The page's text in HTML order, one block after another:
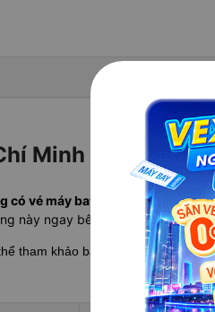
Minh đi Đà Lạt
có vé máy bay Hồ Chí Minh Đà
này ngay bên dưới.
tham khảo bảng so sánh giá vé